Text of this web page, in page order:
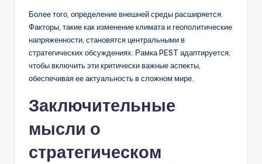
Более того, определение внешней среды расширяется.
Факторы, такие как изменение климата и геополитические
напряженности, становятся центральными в
стратегических обсуждениях. Рамка PEST адаптируется,
чтобы включить эти критически важные аспекты,
обеспечивая ее актуальность в сложном мире.
Заключительные
мысли о
стратегическом